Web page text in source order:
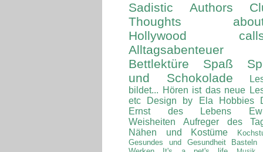
Sadistic Authors
Thoughts
Hollywood
Alltagsabenteuer
Bettlektüre
Spaß
und Schokolade
bildet... Hören ist das neue
etc
Design by Ela Hobbies
Ernst des Lebens
Weisheiten
Aufreger des
Nähen und Kostüme
Gesundes und Gesundheit
Basteln